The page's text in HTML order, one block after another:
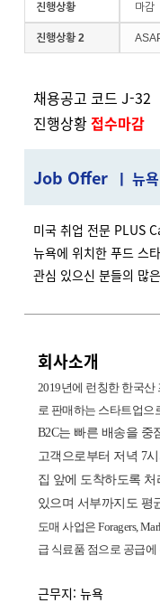
진행상황 마감
진행상황 2
채용공고 코드 J-32
진행상황접수마감
Job Offer ㅣ 뉴
미국 취업 전문 PLUS
뉴욕에 위치한 푸드 스
관심 있으신 분들의 많
회사소개
2019년에 런칭한 한국산
로 판매하는 스타트업으
B2C는 빠른 배송을 중
고객으로부터 저녁 7
집 앞에 도착하도록 처
있으며 서부까지도 평
도매 사업은 Foragers,
급 식료품 점으로 공급
근무지: 뉴욕